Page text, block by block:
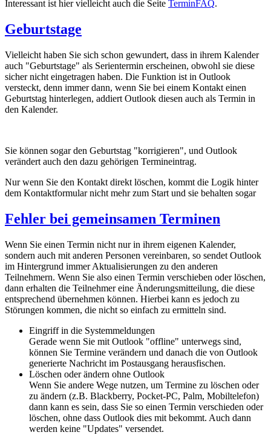
Interessant ist hier vielleicht auch die Seite TerminFAQ.
Geburtstage
Vielleicht haben Sie sich schon gewundert, dass in ihrem Kalender
auch "Geburtstage" als Serientermin erscheinen, obwohl sie diese
sicher nicht eingetragen haben. Die Funktion ist in Outlook
versteckt, denn immer dann, wenn Sie bei einem Kontakt einen
Geburtstag hinterlegen, addiert Outlook diesen auch als Termin in
den Kalender.
Sie können sogar den Geburtstag "korrigieren", und Outlook
verändert auch den dazu gehörigen Termineintrag.
Nur wenn Sie den Kontakt direkt löschen, kommt die Logik hinter
dem Kontaktformular nicht mehr zum Start und sie behalten sogar
Fehler bei gemeinsamen Terminen
Wenn Sie einen Termin nicht nur in ihrem eigenen Kalender,
sondern auch mit anderen Personen vereinbaren, so sendet Outlook
im Hintergrund immer Aktualisierungen zu den anderen
Teilnehmern. Wenn Sie also einen Termin verschieben oder löschen,
dann erhalten die Teilnehmer eine Änderungsmitteilung, die diese
entsprechend übernehmen können. Hierbei kann es jedoch zu
Störungen kommen, die nicht so einfach zu ermitteln sind.
Eingriff in die Systemmeldungen
Gerade wenn Sie mit Outlook "offline" unterwegs sind,
können Sie Termine verändern und danach die von Outlook
generierte Nachricht im Postausgang herausfischen.
Löschen oder ändern ohne Outlook
Wenn Sie andere Wege nutzen, um Termine zu löschen oder
zu ändern (z.B. Blackberry, Pocket-PC, Palm, Mobiltelefon)
dann kann es sein, dass Sie so einen Termin verschieden oder
löschen, ohne dass Outlook dies mit bekommt. Auch dann
werden keine "Updates" versendet.